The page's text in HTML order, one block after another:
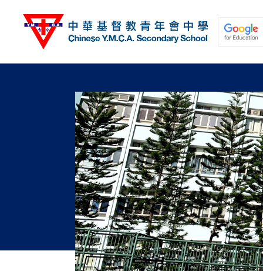
容
關於我們
校園動態
學與教
學生發展